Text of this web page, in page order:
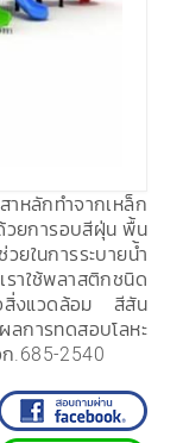
หลักทำจากเหล็ก
ยการอบสีฝุ่น พื้น
นการระบายน้ำ
ใช้พลาสติกชนิด
สิ่งแวดล้อม สีสัน
การทดสอบโลหะ
.685-2540